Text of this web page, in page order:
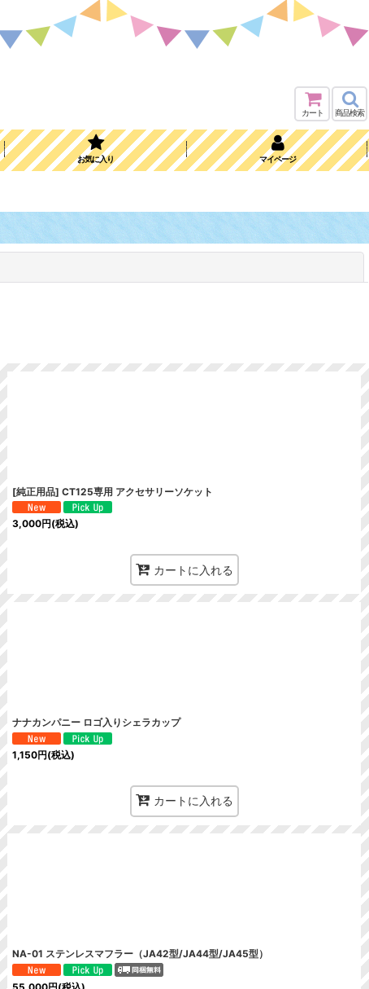
カート 商品検索
お気に入り マイページ
[純正用品] CT125専用 アクセサリーソケット
3,000円(税込)
カートに入れる
ナナカンパニー ロゴ入りシェラカップ
1,150円(税込)
カートに入れる
NA-01 ステンレスマフラー（JA42型/JA44型/JA45型）
55,000円(税込)